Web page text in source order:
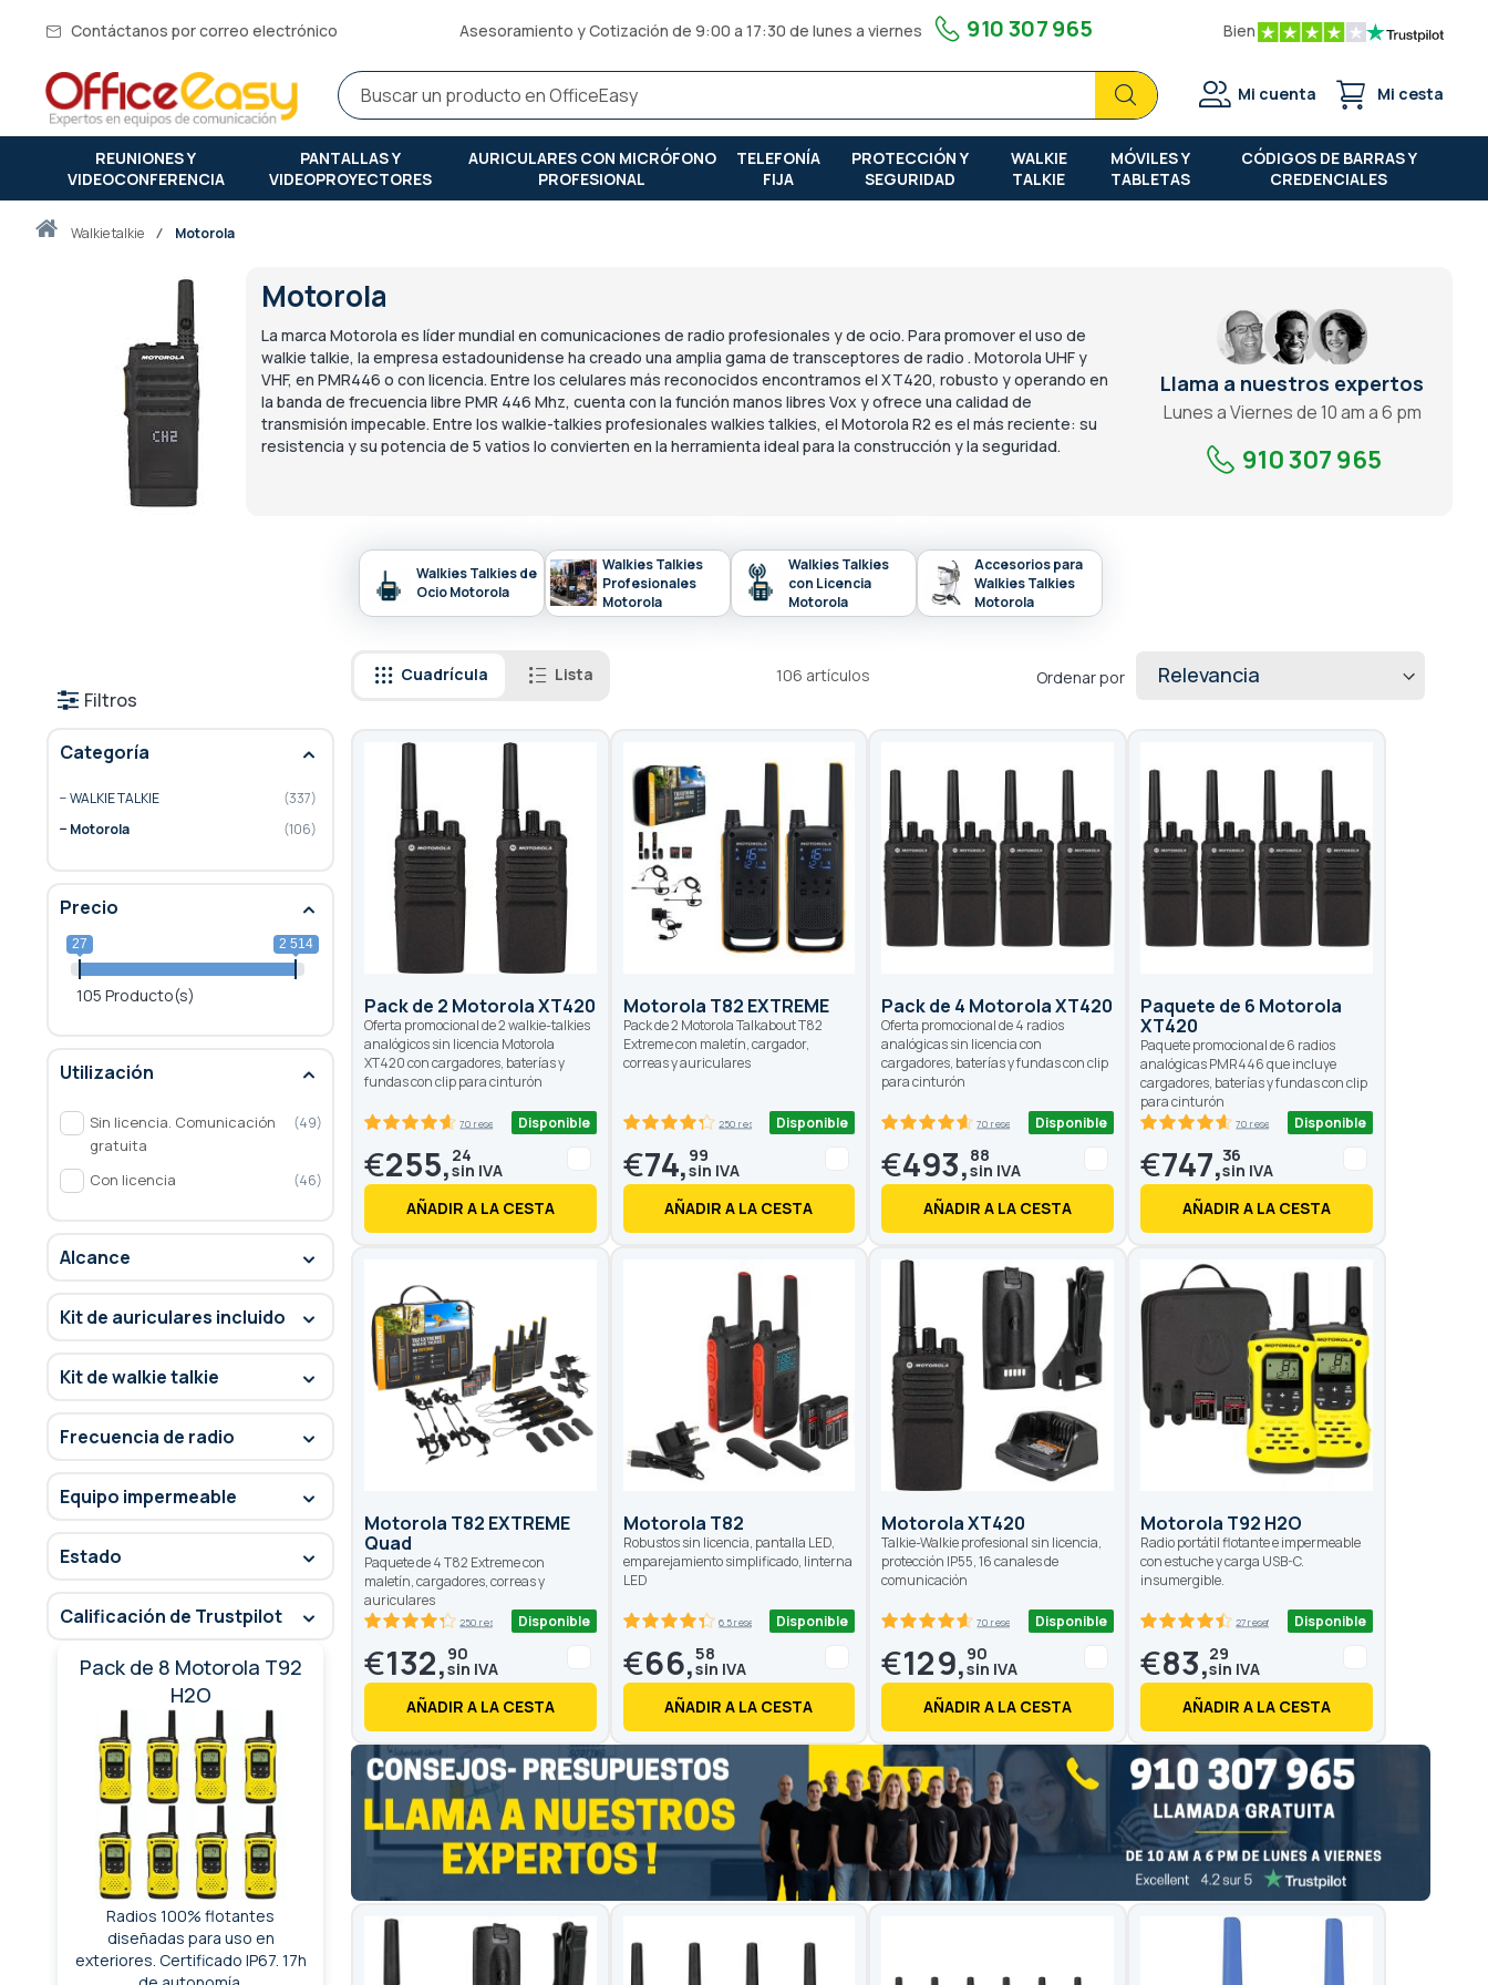
Contáctanos por correo electrónico Asesoramiento y Cotización de 9:00 a 17:30 de lunes a viernes 910 307 965 Bien
BuscarBuscar
Mi cuenta Mi cesta
REUNIONES Y
VIDEOCONFERENCIA
PANTALLAS Y
VIDEOPROYECTORES
AURICULARES CON MICRÓFONO
PROFESIONAL
TELEFONÍA
FIJA
PROTECCIÓN Y
SEGURIDAD
WALKIE
TALKIE
MÓVILES Y
TABLETAS
CÓDIGOS DE BARRAS Y
CREDENCIALES
Iniciowalkie talkie Motorola
Motorola
La marca Motorola es líder mundial en comunicaciones de radio profesionales y de ocio. Para promover el uso de
walkie talkie, la empresa estadounidense ha creado una amplia gama de transceptores de radio . Motorola UHF y
VHF, en PMR446 o con licencia. Entre los celulares más reconocidos encontramos el XT420, robusto y operando en
la banda de frecuencia libre PMR 446 Mhz, cuenta con la función manos libres Vox y ofrece una calidad de
transmisión impecable. Entre los walkie-talkies profesionales walkies talkies, el Motorola R2 es el más reciente: su
resistencia y su potencia de 5 vatios lo convierten en la herramienta ideal para la construcción y la seguridad.
Llama a nuestros expertos
Lunes a Viernes de 10 am a 6 pm
910 307 965
Walkies Talkies de
Ocio Motorola
Walkies Talkies
Profesionales
Motorola
Walkies Talkies
con Licencia
Motorola
Accesorios para
Walkies Talkies
Motorola
Cuadrícula Lista 106 artículos Ordenar por
Pack de 2 Motorola XT420
Oferta promocional de 2 walkie-talkies
analógicos sin licencia Motorola
XT420 con cargadores, baterías y
fundas con clip para cinturón
70 reseñas Disponible
€255, 24
AÑADIR A LA CESTA
Motorola T82 EXTREME
Pack de 2 Motorola Talkabout T82
Extreme con maletín, cargador,
correas y auriculares
250 reseñas Disponible
€74, 99
AÑADIR A LA CESTA
Pack de 4 Motorola XT420
Oferta promocional de 4 radios
analógicas sin licencia con
cargadores, baterías y fundas con clip
para cinturón
70 reseñas Disponible
€493,88
AÑADIR A LA CESTA
Paquete de 6 Motorola
XT420
Paquete promocional de 6 radios
analógicas PMR446 que incluye
cargadores, baterías y fundas con clip
para cinturón
70 reseñas Disponible
€747,36
AÑADIR A LA CESTA
Motorola T82 EXTREME
Quad
Paquete de 4 T82 Extreme con
maletín, cargadores, correas y
auriculares
250 reseñas Disponible
€132, 90
AÑADIR A LA CESTA
Motorola T82
Robustos sin licencia, pantalla LED,
emparejamiento simplificado, linterna
LED
65 reseñas Disponible
€66,58
AÑADIR A LA CESTA
Motorola XT420
Talkie-Walkie profesional sin licencia,
protección IP55, 16 canales de
comunicación
70 reseñas Disponible
€129,90
AÑADIR A LA CESTA
Motorola T92 H2O
Radio portátil flotante e impermeable
con estuche y carga USB-C.
insumergible.
27 reseñas Disponible
€83,29
AÑADIR A LA CESTA
Filtros
Categoría
WALKIE TALKIE
337
Motorola
106
Precio
27 2 514
105 Producto(s)
Utilización
Sin licencia. Comunicación
gratuita
49
Con licencia 46
Alcance
Kit de auriculares incluido
Kit de walkie talkie
Frecuencia de radio
Equipo impermeable
Estado
Calificación de Trustpilot
Pack de 8 Motorola T92
H2O
Radios 100% flotantes
diseñadas para uso en
exteriores. Certificado IP67. 17h